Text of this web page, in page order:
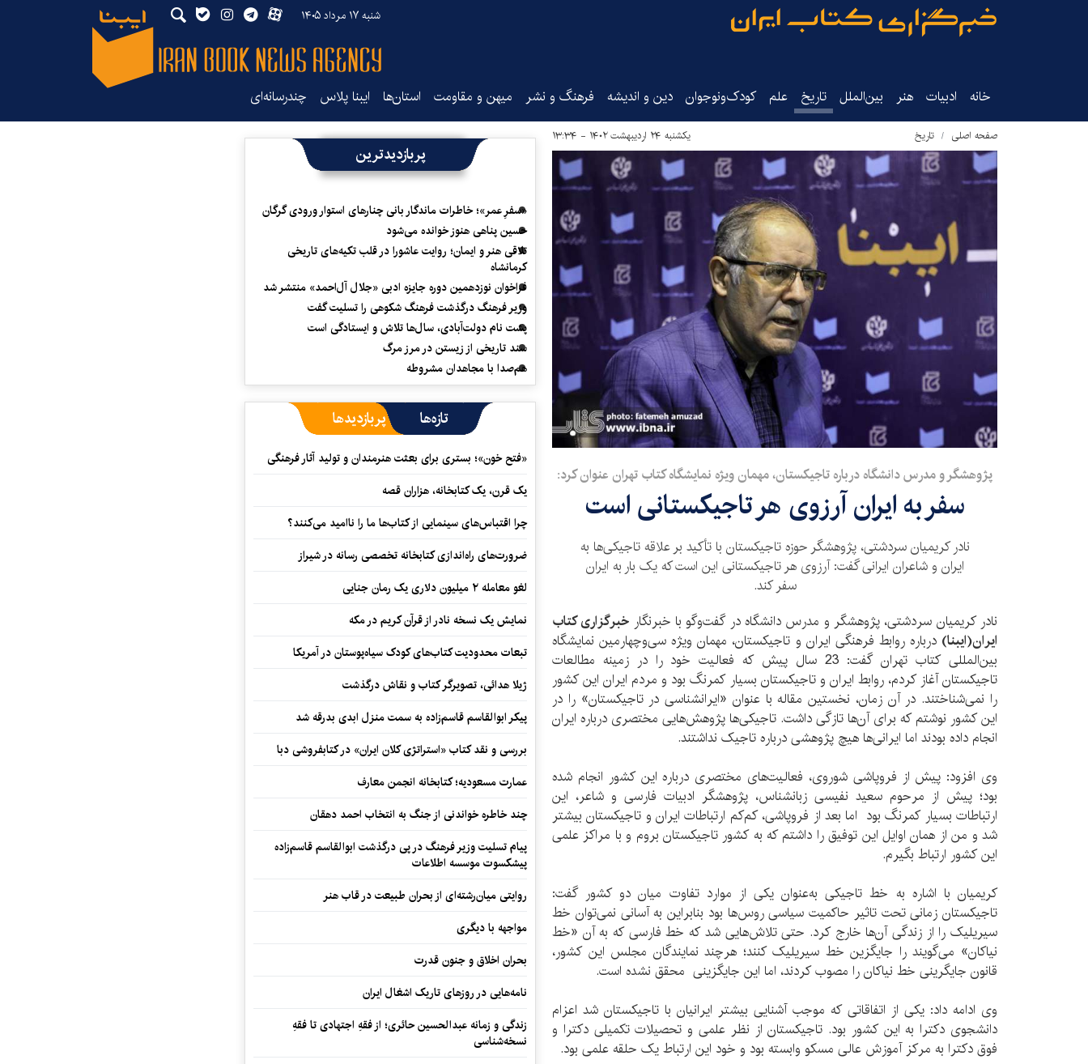
شنبه ۱۷ مرداد ۱۴۰۵
خانه ادبیات هنر بین‌الملل تاریخ‌ علم کودک‌ونوجوان دین و اندیشه فرهنگ و نشر میهن و مقاومت استان‌ها ایبنا پلاس چندرسانه‌ای
صفحه اصلی تاریخ یکشنبه ۲۴ اردیبهشت ۱۴۰۲ - ۱۳:۳۴
پژوهشگر و مدرس دانشگاه درباره تاجیکستان، مهمان ویژه نمایشگاه کتاب تهران عنوان کرد:
سفر به ایران آرزوی هر تاجیکستانی است
نادر کریمیان سردشتی، پژوهشگر حوزه تاجیکستان با تأکید بر علاقه تاجیکی‌‌ها به
ایران و شاعران ایرانی گفت: آرزوی هر تاجیکستانی این است که یک بار به ایران
سفر کند.
نادر کریمیان سردشتی، پژوهشگر و مدرس دانشگاه در گفت‌وگو با خبرنگار خبرگزاری کتاب
ایران‌(ایبنا) درباره روابط فرهنگی ایران و تاجیکستان، مهمان ویژه سی‌وچهارمین نمایشگاه
بین‌المللی کتاب تهران گفت: 23 سال پیش که فعالیت خود را در زمینه مطالعات
تاجیکستان آغاز کردم، روابط ایران و تاجیکستان بسیار کمرنگ بود و مردم ایران این کشور
را نمی‌شناختند. در آن زمان، نخستین مقاله با عنوان «ایرانشناسی در تاجیکستان» را در
این کشور نوشتم که برای آن‌ها تازگی داشت. تاجیکی‌ها پژوهش‌هایی مختصری درباره ایران
انجام داده بودند اما ایرانی‌ها هیچ پژوهشی درباره تاجیک نداشتند.
وی افزود: پیش از فروپاشی شوروی، فعالیت‌های مختصری درباره این کشور انجام شده
بود؛ پیش از مرحوم سعید نفیسی زبانشناس، پژوهشگر ادبیات فارسی و شاعر، این
ارتباطات بسیار کمرنگ بود اما بعد از فروپاشی، کم‌کم ارتباطات ایران و تاجیکستان بیشتر
شد و من از همان اوایل این توفیق را داشتم که به کشور تاجیکستان بروم و با مراکز علمی
این کشور ارتباط بگیرم.
کریمیان با اشاره به خط تاجیکی به‌عنوان یکی از موارد تفاوت میان دو کشور گفت:
تاجیکستان زمانی تحت تاثیر حاکمیت سیاسی روس‌ها بود بنابراین به آسانی نمی‌توان خط
سیریلیک را از زندگی آن‌ها خارج کرد. حتی تلاش‌هایی شد که خط فارسی که به آن «خط
نیاکان» می‌گویند را جایگزین خط سیریلیک کنند؛ هرچند نمایندگان مجلس این کشور،
قانون جایگرینی خط نیاکان را مصوب کردند، اما این جایگزینی محقق نشده است.
وی ادامه داد: یکی از اتفاقاتی که موجب آشنایی بیشتر ایرانیان با تاجیکستان شد اعزام
دانشجوی دکترا به این کشور بود. تاجیکستان از نظر علمی و تحصیلات تکمیلی دکترا و
فوق دکترا به مرکز آموزش عالی مسکو وابسته بود و خود این ارتباط یک حلقه علمی بود.
پربازدیدترین
«سفرِ عمر»؛ خاطرات ماندگار بانی چنارهای استوار ورودی گرگان
حسین پناهی هنوز خوانده می‌شود
تلاقی هنر و ایمان؛ روایت عاشورا در قلب تکیه‌های تاریخی
کرمانشاه
فراخوان نوزدهمین دوره جایزه ادبی «جلال آل‌احمد» منتشر شد
وزیر فرهنگ درگذشت فرهنگ شکوهی را تسلیت گفت
پشت نام دولت‌آبادی، سال‌ها تلاش و ایستادگی است
سند تاریخی از زیستن در مرز مرگ
هم‌صدا با مجاهدان مشروطه
تازه‌ها پربازدیدها
«فتح خون»؛ بستری برای بعثت هنرمندان و تولید آثار فرهنگی
یک قرن، یک کتابخانه، هزاران قصه
چرا اقتباس‌های سینمایی از کتاب‌ها ما را ناامید می‌کنند؟
ضرورت‌های راه‌اندازی کتابخانه تخصصی رسانه در شیراز
لغو معامله ۲ میلیون دلاری یک رمان جنایی
نمایش یک نسخه نادر از قرآن کریم در مکه
تبعات محدودیت کتاب‌های کودک سیاه‌پوستان در آمریکا
ژیلا هدائی، تصویرگر کتاب و نقاش درگذشت
پیکر ابوالقاسم قاسم‌زاده به سمت منزل ابدی بدرقه شد
بررسی و نقد کتاب «استراتژی کلان ایران» در کتابفروشی دبا
عمارت مسعودیه؛ کتابخانه انجمن معارف
چند خاطره خواندنی از جنگ به انتخاب احمد دهقان
پیام تسلیت وزیر فرهنگ در پی درگذشت ابوالقاسم قاسم‌زاده
پیشکسوت موسسه اطلاعات
روایتی میان‌رشته‌ای از بحران طبیعت در قاب هنر
مواجهه با دیگری
بحران اخلاق و جنون قدرت
نامه‌هایی در روزهای تاریک اشغال ایران
زندگی و زمانه عبدالحسین حائری؛ از فقهِ اجتهادی تا فقهِ
نسخه‌شناسی